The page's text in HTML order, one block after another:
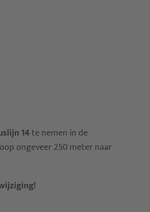
14te nemen in de
ongeveer 250 meter naar